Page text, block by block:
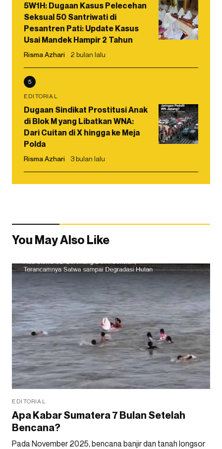
5W1H: Dugaan Kasus Pelecehan
Seksual 50 Santriwati di
Pesantren Pati: Update Kasus
Usai Mandek Hampir 2 Tahun
Risma Azhari 2 bulan lalu
5
EDITORIAL
Dugaan Sindikat Prostitusi Anak
di Blok M yang Libatkan WNA:
Dari Cuitan di X hingga ke Meja
Polda
Risma Azhari 3 bulan lalu
You May Also Like
EDITORIAL
Apa Kabar Sumatera 7 Bulan Setelah
Bencana?
Pada November 2025, bencana banjir dan tanah longsor